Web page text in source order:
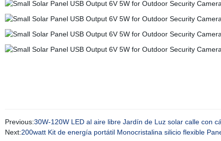
Previous:30W-120W LED al aire libre Jardín de Luz solar calle con
Next:200watt Kit de energía portátil Monocristalina silicio flexible